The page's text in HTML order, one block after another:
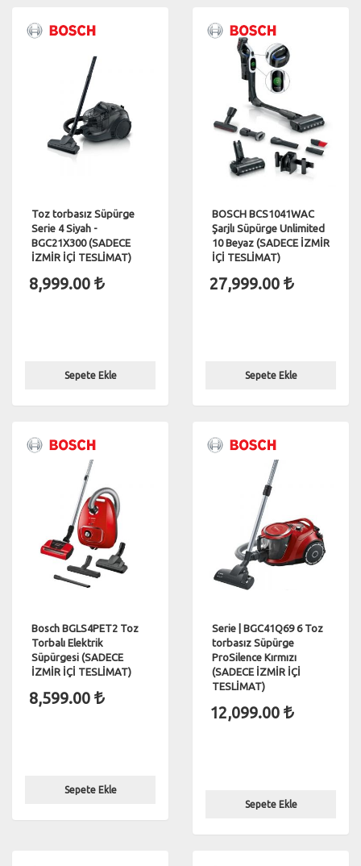
Toz torbasız Süpürge
Serie 4 Siyah -
BGC21X300 (SADECE
İZMİR İÇİ TESLİMAT)
8,999.00
Sepete Ekle
BOSCH BCS1041WAC
Şarjlı Süpürge Unlimited
10 Beyaz (SADECE İZMİR
İÇİ TESLİMAT)
27,999.00
Sepete Ekle
Bosch BGLS4PET2 Toz
Torbalı Elektrik
Süpürgesi (SADECE
İZMİR İÇİ TESLİMAT)
8,599.00
Sepete Ekle
Serie | BGC41Q69 6 Toz
torbasız Süpürge
ProSilence Kırmızı
(SADECE İZMİR İÇİ
TESLİMAT)
12,099.00
Sepete Ekle